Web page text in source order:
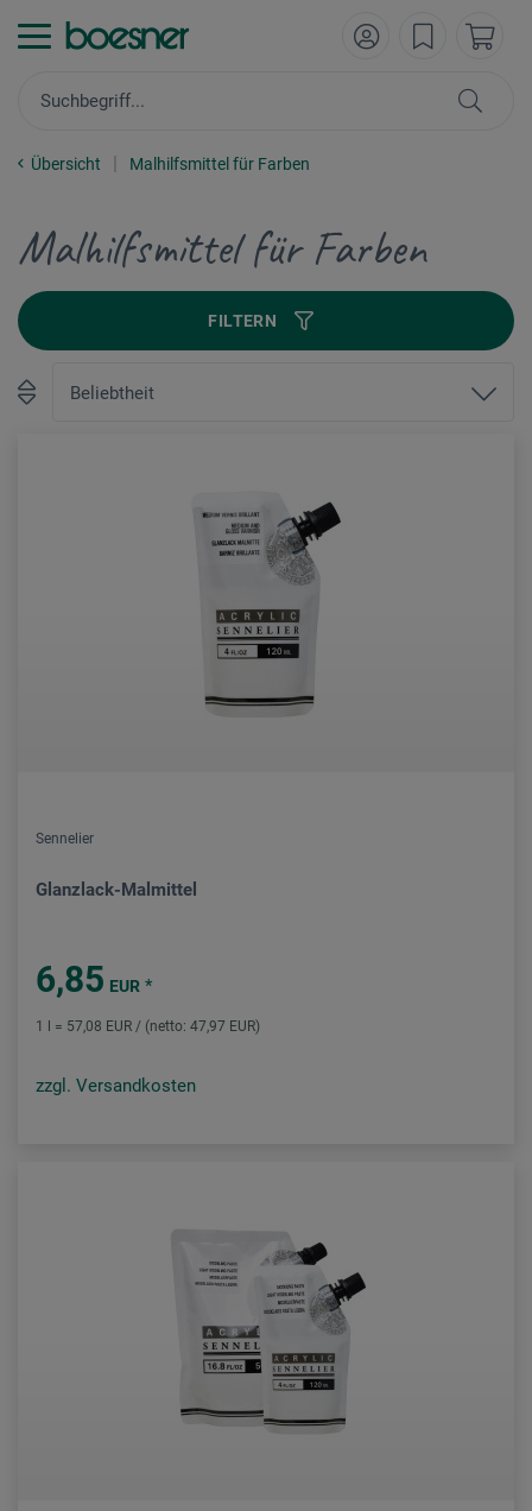
Übersicht Malhilfsmittel für Farben
Malhilfsmittel für Farben
FILTERN
Sennelier
Glanzlack-Malmittel
6,85 EUR *
1 l = 57,08 EUR / (netto: 47,97 EUR)
zzgl. Versandkosten